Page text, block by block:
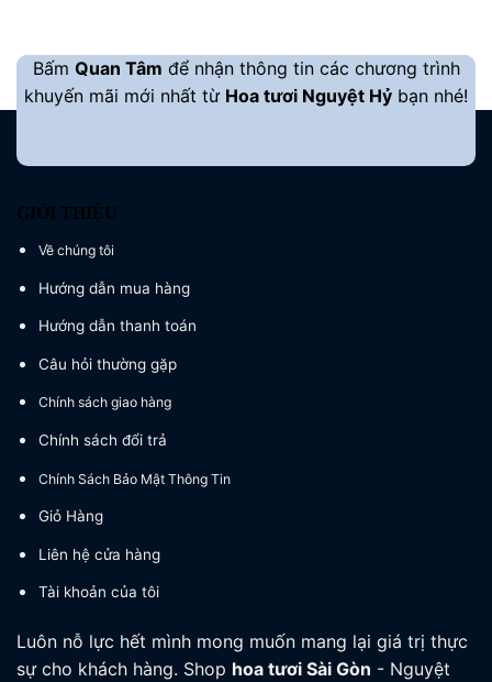
Bấm Quan Tâm để nhận thông tin các chương trình
khuyến mãi mới nhất từ Hoa tươi Nguyệt Hỷ bạn nhé!
GIỚI THIỆU
Về chúng tôi
Hướng dẫn mua hàng
Hướng dẫn thanh toán
Câu hỏi thường gặp
Chính sách giao hàng
Chính sách đổi trả
Chính Sách Bảo Mật Thông Tin
Giỏ Hàng
Liên hệ cửa hàng
Tài khoản của tôi
Luôn nỗ lực hết mình mong muốn mang lại giá trị thực
sự cho khách hàng. Shop hoa tươi Sài Gòn - Nguyệt